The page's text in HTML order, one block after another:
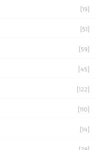
[19]
[51]
[59]
[45]
[122]
[110]
[14]